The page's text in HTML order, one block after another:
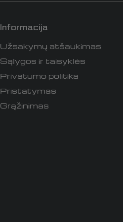
Informacija
Užsakymų atšaukimas
Sąlygos ir taisyklės
Privatumo politika
Pristatymas
Grąžinimas